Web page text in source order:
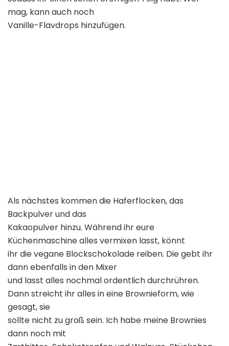
mag, kann auch noch
Vanille-Flavdrops hinzufügen.
Als nächstes kommen die Haferflocken, das
Backpulver und das
Kakaopulver hinzu. Während ihr eure
Küchenmaschine alles vermixen lasst, könnt
ihr die vegane Blockschokolade reiben. Die gebt ihr
dann ebenfalls in den Mixer
und lasst alles nochmal ordentlich durchrühren.
Dann streicht ihr alles in eine Brownieform, wie
gesagt, sie
sollte nicht zu groß sein. Ich habe meine Brownies
dann noch mit